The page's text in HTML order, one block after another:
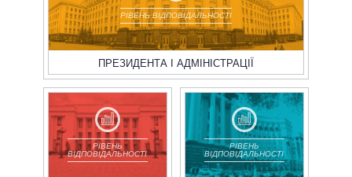
РІВЕНЬ ВІДПОВІДАЛЬНОСТІ
ПРЕЗИДЕНТА І АДМІНІСТРАЦІЇ
РІВЕНЬ
ВІДПОВІДАЛЬНОСТІ
РІВЕНЬ
ВІДПОВІДАЛЬНОСТІ